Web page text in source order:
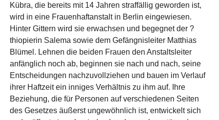
Kübra, die bereits mit 14 Jahren straffällig geworden ist,
wird in eine Frauenhaftanstalt in Berlin eingewiesen.
Hinter Gittern wird sie erwachsen und begegnet der ?
thiopierin Salema sowie dem Gefängnisleiter Matthias
Blümel. Lehnen die beiden Frauen den Anstaltsleiter
anfänglich noch ab, beginnen sie nach und nach, seine
Entscheidungen nachzuvollziehen und bauen im Verlauf
ihrer Haftzeit ein inniges Verhältnis zu ihm auf. Ihre
Beziehung, die für Personen auf verschiedenen Seiten
des Gesetzes äußerst ungewöhnlich ist, entwickelt sich